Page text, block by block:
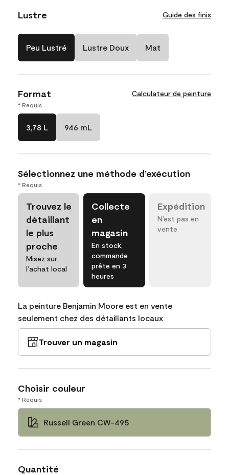
Lustre Guide des finis
Peu Lustré Lustre Doux Mat
Format Calculateur de peinture
* Requis
3,78 L 946 mL
Sélectionnez une méthode d’exécution
* Requis
Trouvez le
détaillant
le plus
proche
Misez sur
l’achat local
Collecte
en
magasin
En stock,
commande
prête en 3
heures
Expédition
N’est pas en
vente
La peinture Benjamin Moore est en vente
seulement chez des détaillants locaux
Trouver un magasin
Choisir couleur
* Requis
Russell Green CW-495
Quantité